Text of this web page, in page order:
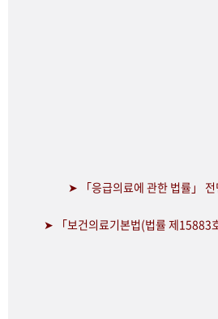
➤ 「응급의료에 관한 법률」 전
➤ 「보건의료기본법(법률 제15883